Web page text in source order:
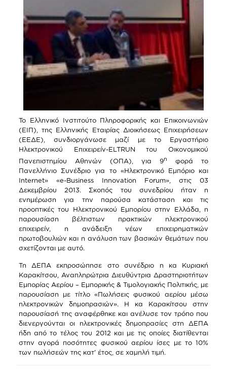
To Ελληνικό Ινστιτούτο Πληροφορικής και Επικοινωνιών
(ΕΙΠ), της Ελληνικής Εταιρίας Διοικήσεως Επιχειρήσεων
(ΕΕΔΕ), συνδιοργάνωσε μαζί με το Εργαστήριο
Ηλεκτρονικού Επιχειρείν-ELTRUN του Οικονομικού
Πανεπιστημίου Αθηνών (ΟΠΑ), για 9η
φορά το
Πανελλήνιο Συνέδριο για το «Ηλεκτρονικό Εμπόριο και
Internet» «e-Business Innovation Forum», στις 03
Δεκεμβρίου 2013. Σκοπός του συνεδρίου ήταν η
ενημέρωση για την παρούσα κατάσταση και τις
προοπτικές του Ηλεκτρονικού Εμπορίου στην Ελλάδα, η
παρουσίαση βέλτιστων πρακτικών ηλεκτρονικού
επιχειρείν, η ανάδειξη νέων επιχειρηματικών
πρωτοβουλιών και η ανάλυση των βασικών θεμάτων που
σχετίζονται με αυτό.
Τη ΔΕΠΑ εκπροσώπησε στο συνέδριο η κα Κυριακή
Καρακίτσου, Αναπληρώτρια Διευθύντρια Δραστηριοτήτων
Εμπορίας Αερίου – Εμπορικής & Τιμολογιακής Πολιτικής, με
παρουσίαση με τίτλο «Πωλήσεις φυσικού αερίου μέσω
ηλεκτρονικών δημοπρασιών». Η κα Καρακίτσου στην
παρουσίασή της αναφέρθηκε και ανέλυσε τον τρόπο που
διενεργούνται οι ηλεκτρονικές δημοπρασίες στη ΔΕΠΑ
ήδη από το τέλος του 2012 και με τις οποίες διατίθενται
στην αγορά ποσότητες φυσικού αερίου ίσες με το 10%
των πωλήσεών της κατ’ έτος, σε χαμηλή τιμή.